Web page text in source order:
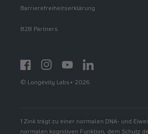
Barrierefreiheitserklärung
B2B Partners
FacebookInstagramYouTubehttps://
© Longevity Labs+ 2026
1 Zink trägt zu einer normalen DNA- und
normalen kognitiven Funktion, dem Schutz